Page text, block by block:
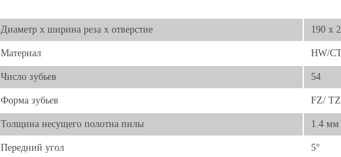
Диаметр х ширина реза х отверстие 190 x
Материал HW/
Число зубьев 54
Форма зубьев FZ/ TZ
Толщина несущего полотна пилы 1.4 мм
Передний угол 5°